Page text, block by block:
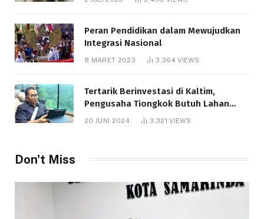
Peran Pendidikan dalam Mewujudkan
Integrasi Nasional
8 MARET 2023 3,364VIEWS
Tertarik Berinvestasi di Kaltim,
Pengusaha Tiongkok Butuh Lahan
1.000 Hektare
20 JUNI 2024 3,321VIEWS
Don't Miss